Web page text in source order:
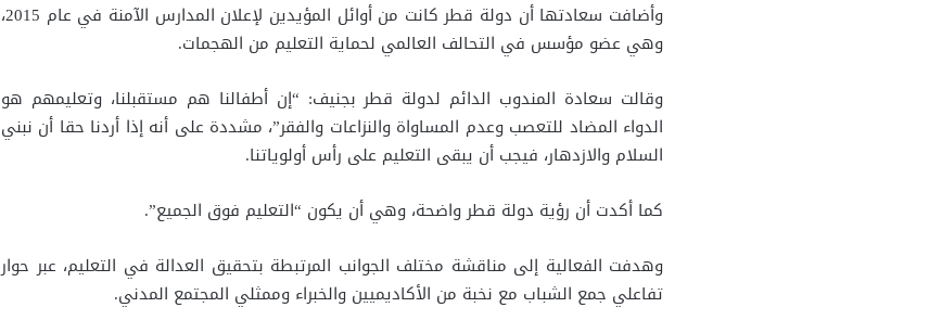
وأضافت سعادتها أن دولة قطر كانت من أوائل المؤيدين لإعلان المدارس الآمنة في عام 2015،
وهي عضو مؤسس في التحالف العالمي لحماية التعليم من الهجمات.
وقالت سعادة المندوب الدائم لدولة قطر بجنيف: “إن أطفالنا هم مستقبلنا، وتعليمهم هو
الدواء المضاد للتعصب وعدم المساواة والنزاعات والفقر”، مشددة على أنه إذا أردنا حقا أن نبني
السلام والازدهار، فيجب أن يبقى التعليم على رأس أولوياتنا.
كما أكدت أن رؤية دولة قطر واضحة، وهي أن يكون “التعليم فوق الجميع”.
وهدفت الفعالية إلى مناقشة مختلف الجوانب المرتبطة بتحقيق العدالة في التعليم، عبر حوار
تفاعلي جمع الشباب مع نخبة من الأكاديميين والخبراء وممثلي المجتمع المدني.